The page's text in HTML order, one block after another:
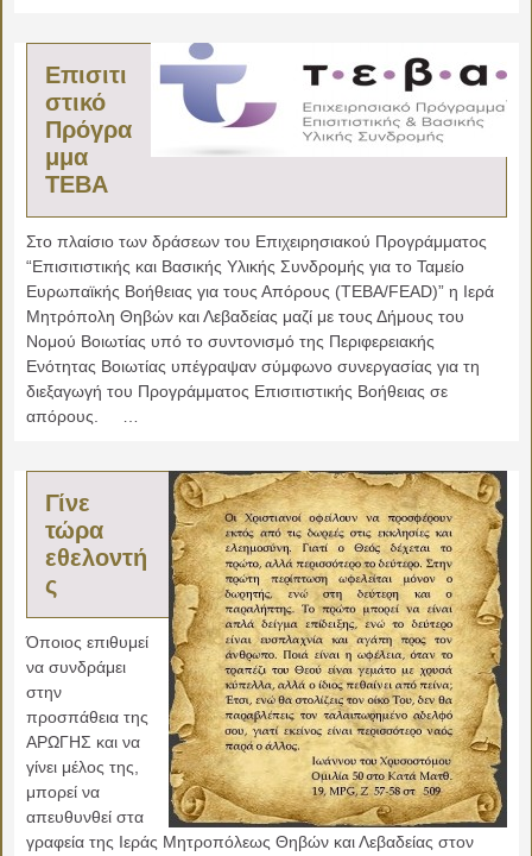
Επισιτι
στικό
Πρόγρα
μμα
ΤΕΒΑ
Στο πλαίσιο των δράσεων του Επιχειρησιακού Προγράμματος
“Επισιτιστικής και Βασικής Υλικής Συνδρομής για το Ταμείο
Ευρωπαϊκής Βοήθειας για τους Απόρους (ΤΕΒΑ/FEAD)” η Ιερά
Μητρόπολη Θηβών και Λεβαδείας μαζί με τους Δήμους του
Νομού Βοιωτίας υπό το συντονισμό της Περιφερειακής
Ενότητας Βοιωτίας υπέγραψαν σύμφωνο συνεργασίας για τη
διεξαγωγή του Προγράμματος Επισιτιστικής Βοήθειας σε
απόρους. …
Γίνε
τώρα
εθελοντή
ς
Όποιος επιθυμεί
να συνδράμει
στην
προσπάθεια της
ΑΡΩΓΗΣ και να
γίνει μέλος της,
μπορεί να
απευθυνθεί στα
γραφεία της Ιεράς Μητροπόλεως Θηβών και Λεβαδείας στον